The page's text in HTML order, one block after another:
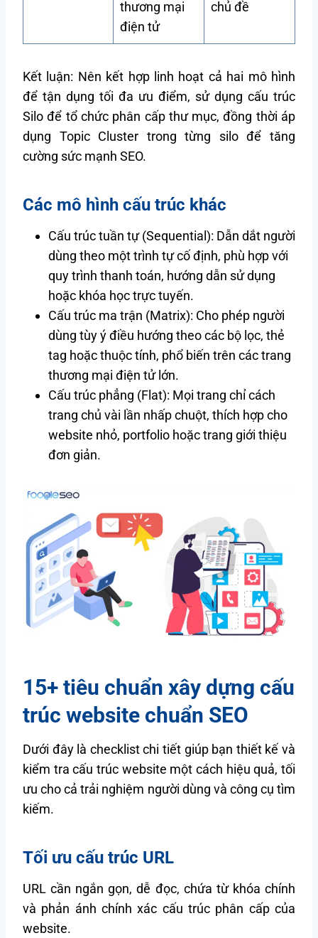
thương mại
điện tử
chủ đề
Kết luận: Nên kết hợp linh hoạt cả hai mô hình
để tận dụng tối đa ưu điểm, sử dụng cấu trúc
Silo để tổ chức phân cấp thư mục, đồng thời áp
dụng Topic Cluster trong từng silo để tăng
cường sức mạnh SEO.
Các mô hình cấu trúc khác
Cấu trúc tuần tự (Sequential): Dẫn dắt người
dùng theo một trình tự cố định, phù hợp với
quy trình thanh toán, hướng dẫn sử dụng
hoặc khóa học trực tuyến.
Cấu trúc ma trận (Matrix): Cho phép người
dùng tùy ý điều hướng theo các bộ lọc, thẻ
tag hoặc thuộc tính, phổ biến trên các trang
thương mại điện tử lớn.
Cấu trúc phẳng (Flat): Mọi trang chỉ cách
trang chủ vài lần nhấp chuột, thích hợp cho
website nhỏ, portfolio hoặc trang giới thiệu
đơn giản.
15+ tiêu chuẩn xây dựng cấu
trúc website chuẩn SEO
Dưới đây là checklist chi tiết giúp bạn thiết kế và
kiểm tra cấu trúc website một cách hiệu quả, tối
ưu cho cả trải nghiệm người dùng và công cụ tìm
kiếm.
Tối ưu cấu trúc URL
URL cần ngắn gọn, dễ đọc, chứa từ khóa chính
và phản ánh chính xác cấu trúc phân cấp của
website.